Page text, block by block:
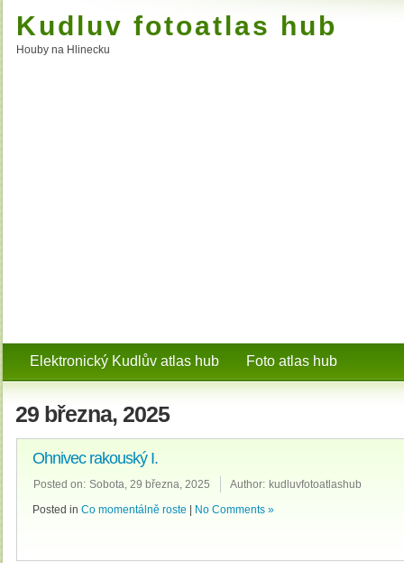
Kudluv fotoatlas hub
Houby na Hlinecku
Elektronický Kudlův atlas hub Foto atlas hub
29 března, 2025
Ohnivec rakouský I.
Posted on: Sobota, 29 března, 2025 Author: kudluvfotoatlashub
Posted in Co momentálně roste No Comments »